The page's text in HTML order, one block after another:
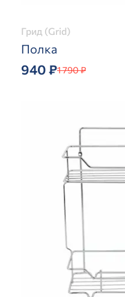
Грид (Grid)
Полка
940 ₽1 790 ₽